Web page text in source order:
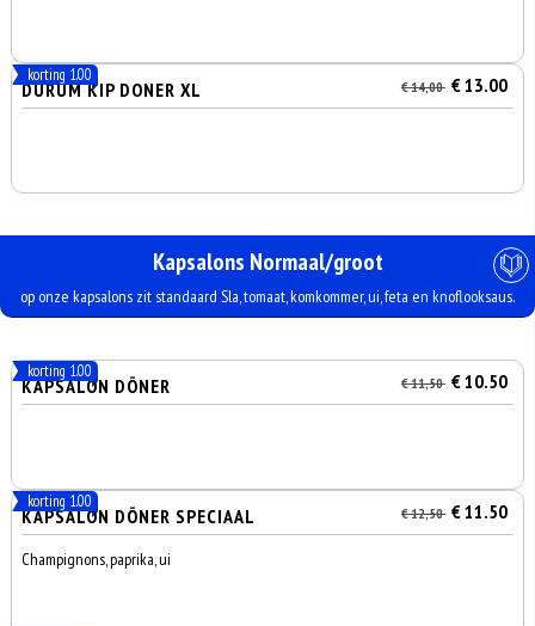
korting 1.00
DURUM KIP DONER XL € 14,00 € 13.00
Kapsalons Normaal/groot
op onze kapsalons zit standaard Sla, tomaat, komkommer, ui, feta en knoflooksaus.
korting 1.00
KAPSALON DÖNER € 11,50 € 10.50
korting 1.00
KAPSALON DÖNER SPECIAAL € 12,50 € 11.50
Champignons, paprika, ui